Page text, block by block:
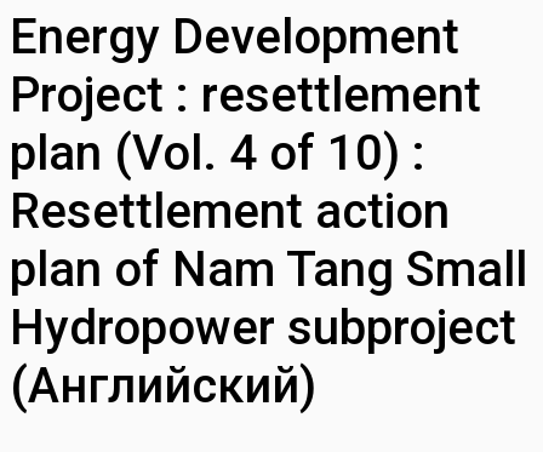
Energy Development
Project : resettlement
plan (Vol. 4 of 10) :
Resettlement action
plan of Nam Tang Small
Hydropower subproject
(Английский)